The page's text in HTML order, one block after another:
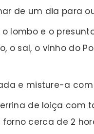
de um dia para
lombo e o
o sal, o vinho do
e misture-a
de loiça com
cerca de 2